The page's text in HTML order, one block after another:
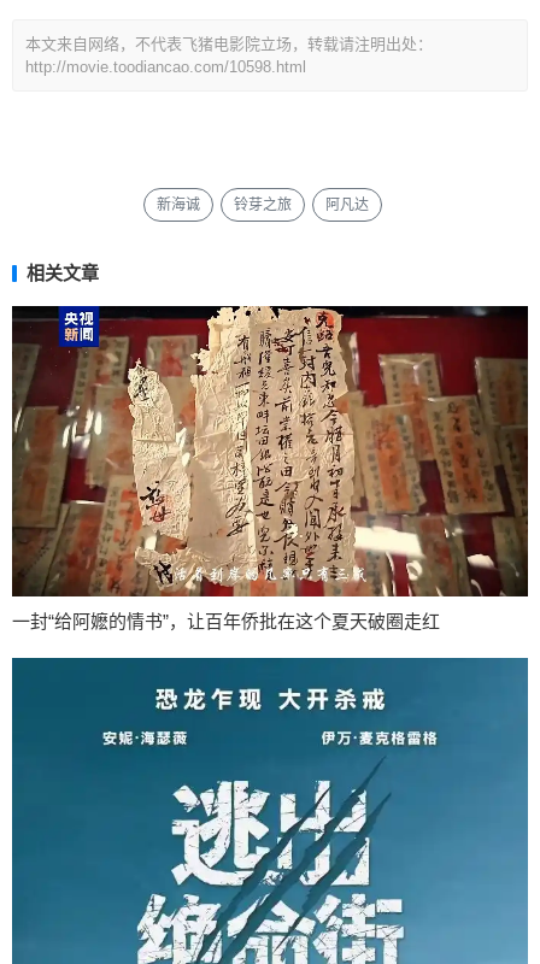
本文来自网络，不代表飞猪电影院立场，转载请注明出处：
http://movie.toodiancao.com/10598.html
新海诚 铃芽之旅 阿凡达
相关文章
一封“给阿嬷的情书”，让百年侨批在这个夏天破圈走红